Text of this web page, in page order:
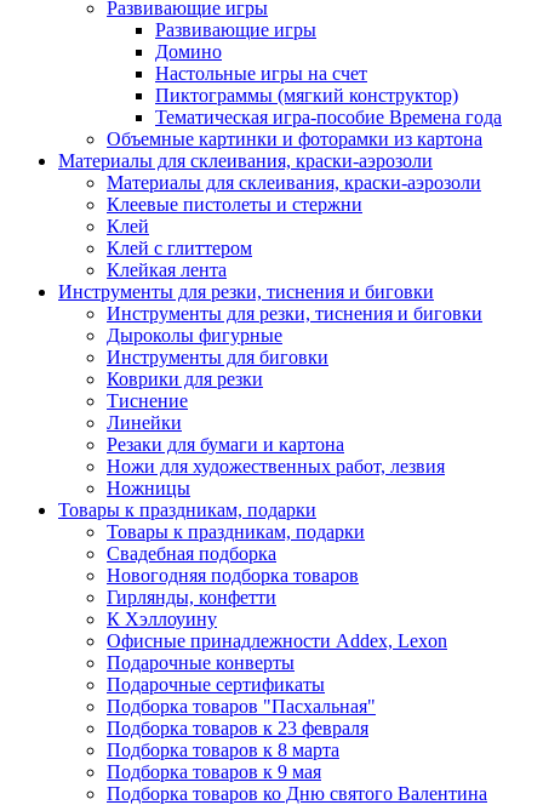
Развивающие игры
Развивающие игры
Домино
Настольные игры на счет
Пиктограммы (мягкий конструктор)
Тематическая игра-пособие Времена года
Объемные картинки и фоторамки из картона
Материалы для склеивания, краски-аэрозоли
Материалы для склеивания, краски-аэрозоли
Клеевые пистолеты и стержни
Клей
Клей с глиттером
Клейкая лента
Инструменты для резки, тиснения и биговки
Инструменты для резки, тиснения и биговки
Дыроколы фигурные
Инструменты для биговки
Коврики для резки
Тиснение
Линейки
Резаки для бумаги и картона
Ножи для художественных работ, лезвия
Ножницы
Товары к праздникам, подарки
Товары к праздникам, подарки
Свадебная подборка
Новогодняя подборка товаров
Гирлянды, конфетти
К Хэллоуину
Офисные принадлежности Addex, Lexon
Подарочные конверты
Подарочные сертификаты
Подборка товаров "Пасхальная"
Подборка товаров к 23 февраля
Подборка товаров к 8 марта
Подборка товаров к 9 мая
Подборка товаров ко Дню святого Валентина